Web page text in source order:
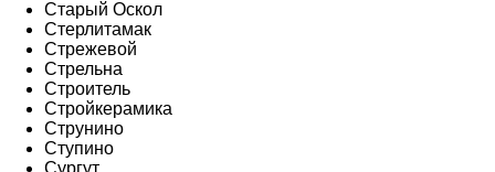
Старый Оскол
Стерлитамак
Стрежевой
Стрельна
Строитель
Стройкерамика
Струнино
Ступино
Сургут